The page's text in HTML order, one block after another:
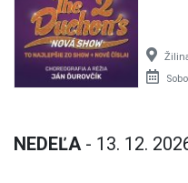
NEDEĽA - 13. 12.